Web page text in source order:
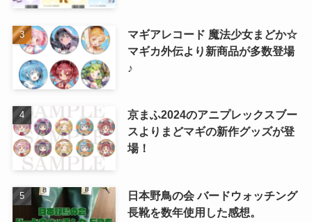
マギアレコード 魔法少女まどか☆
マギカ外伝より新商品が多数登場
♪
京まふ2024のアニプレックスブー
スよりまどマギの新作グッズが登
場！
日本野鳥の会 バードウォッチング
長靴を数年使用した感想。